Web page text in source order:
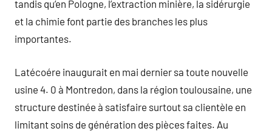
tandis qu’en Pologne, l’extraction minière, la sidérurgie
et la chimie font partie des branches les plus
importantes.
Latécoére inaugurait en mai dernier sa toute nouvelle
usine 4. 0 à Montredon, dans la région toulousaine, une
structure destinée à satisfaire surtout sa clientèle en
limitant soins de génération des pièces faites. Au